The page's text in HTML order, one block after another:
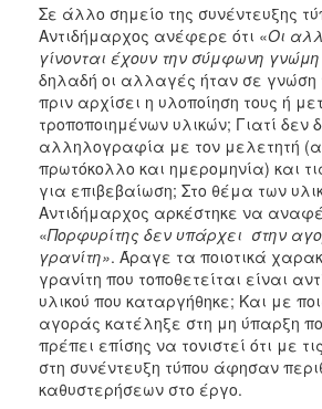
Σε άλλο σημείο της συνέντευξης
Αντιδήμαρχος ανέφερε ότι «Οι
γίνονται έχουν την σύμφωνη
δηλαδή οι αλλαγές ήταν σε γνώση
πριν αρχίσει η υλοποίηση τους ή
τροποποιημένων υλικών; Γιατί δεν
αλληλογραφία με τον μελετητή
πρωτόκολλο και ημερομηνία) και
για επιβεβαίωση; Στο θέμα των
Αντιδήμαρχος αρκέστηκε να
«Πορφυρίτης δεν υπάρχει στην
γρανίτη». Άραγε τα ποιοτικά
γρανίτη που τοποθετείται είναι
υλικού που καταργήθηκε; Και με
αγοράς κατέληξε στη μη ύπαρξη
πρέπει επίσης να τονιστεί ότι με
στη συνέντευξη τύπου άφησαν
καθυστερήσεων στο έργο.